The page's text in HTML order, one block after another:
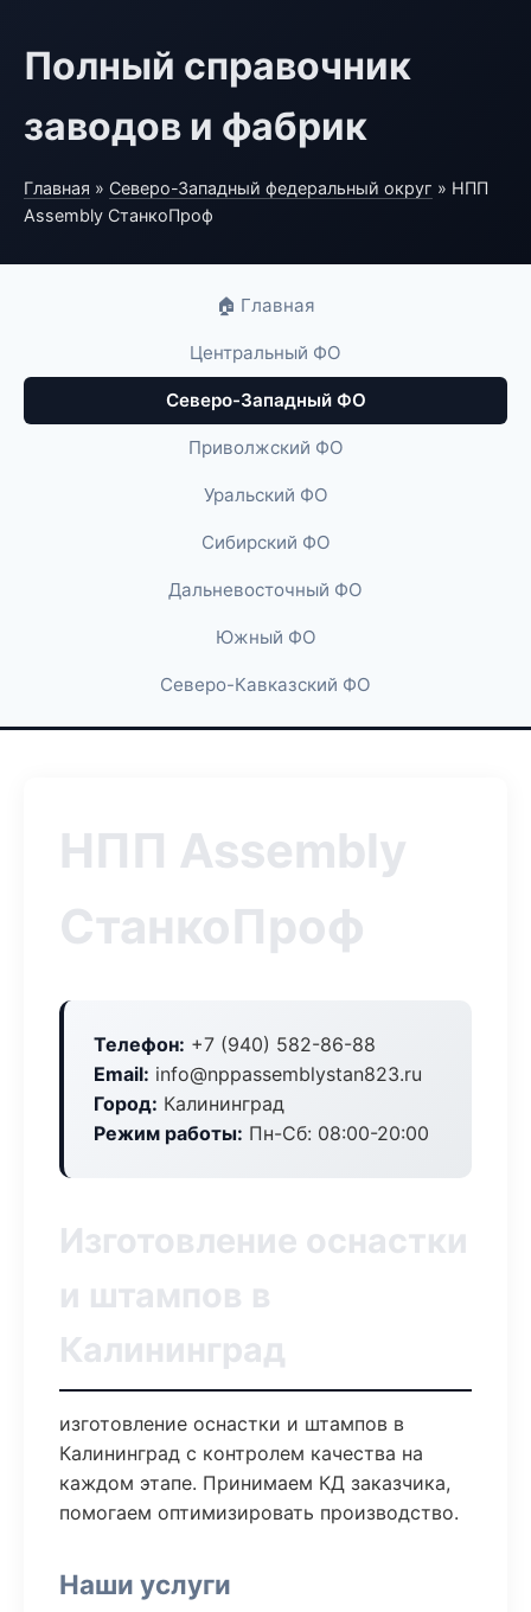
Полный справочник
заводов и фабрик
Главная » Северо-Западный федеральный округ » НПП
Assembly СтанкоПроф
🏠 Главная
Центральный ФО
Северо-Западный ФО
Приволжский ФО
Уральский ФО
Сибирский ФО
Дальневосточный ФО
Южный ФО
Северо-Кавказский ФО
НПП Assembly
СтанкоПроф
Телефон: +7 (940) 582-86-88
Email: info@nppassemblystan823.ru
Город: Калининград
Режим работы: Пн-Сб: 08:00-20:00
Изготовление оснастки
и штампов в
Калининград
изготовление оснастки и штампов в
Калининград с контролем качества на
каждом этапе. Принимаем КД заказчика,
помогаем оптимизировать производство.
Наши услуги